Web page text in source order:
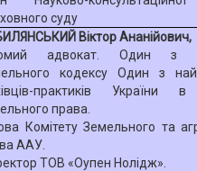
суду
Віктор Ананійович,
адвокат. Один з
кодексу Один з
практиків України в
права.
Комітету Земельного та
ААУ.
ТОВ «Оупен Нолідж».